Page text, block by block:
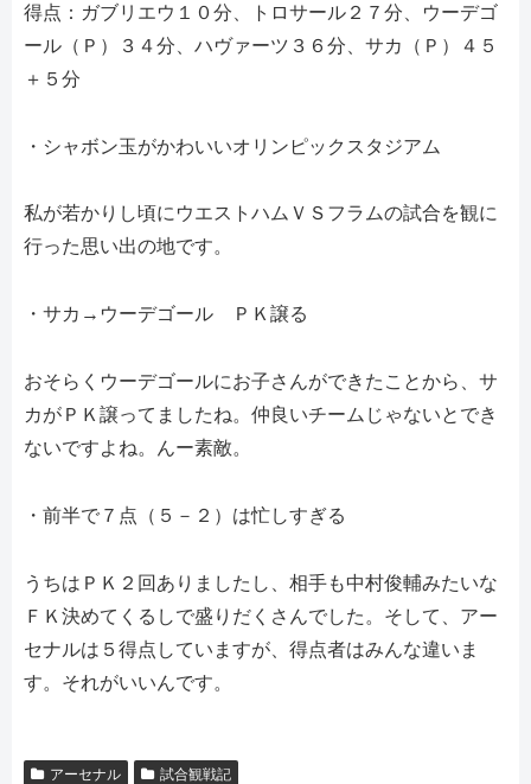
得点：ガブリエウ１０分、トロサール２７分、ウーデゴ
ール（Ｐ）３４分、ハヴァーツ３６分、サカ（Ｐ）４５
＋５分
・シャボン玉がかわいいオリンピックスタジアム
私が若かりし頃にウエストハムＶＳフラムの試合を観に
行った思い出の地です。
・サカ→ウーデゴール ＰＫ譲る
おそらくウーデゴールにお子さんができたことから、サ
カがＰＫ譲ってましたね。仲良いチームじゃないとでき
ないですよね。んー素敵。
・前半で７点（５－２）は忙しすぎる
うちはＰＫ２回ありましたし、相手も中村俊輔みたいな
ＦＫ決めてくるしで盛りだくさんでした。そして、アー
セナルは５得点していますが、得点者はみんな違いま
す。それがいいんです。
アーセナル 試合観戦記